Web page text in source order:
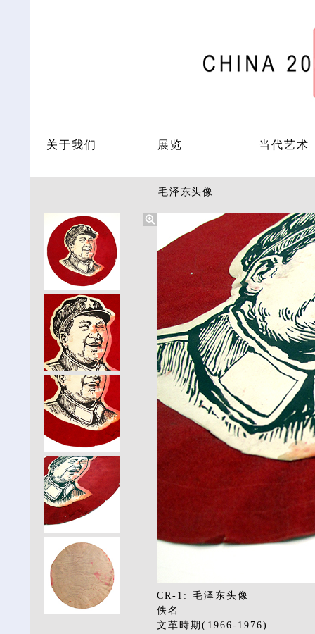
关于我们 展览 当代艺术
毛泽东头像
CR-1: 毛泽东头像
佚名
文革時期(1966-1976)